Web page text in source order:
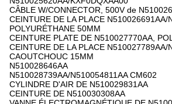
CÂBLE W/CONNECTOR, 500V de
CEINTURE DE LA PLACE N510026691AA/
POLYURÉTHANE 50MM
CEINTURE PLATE DE N510027770AA,
CEINTURE DE LA PLACE
CAOUTCHOUC 15MM
N510028646AA
N510028739AA/N510054811AA CM602
CYLINDRE D'AIR DE N510029831AA
CEINTURE DE N510030308AA